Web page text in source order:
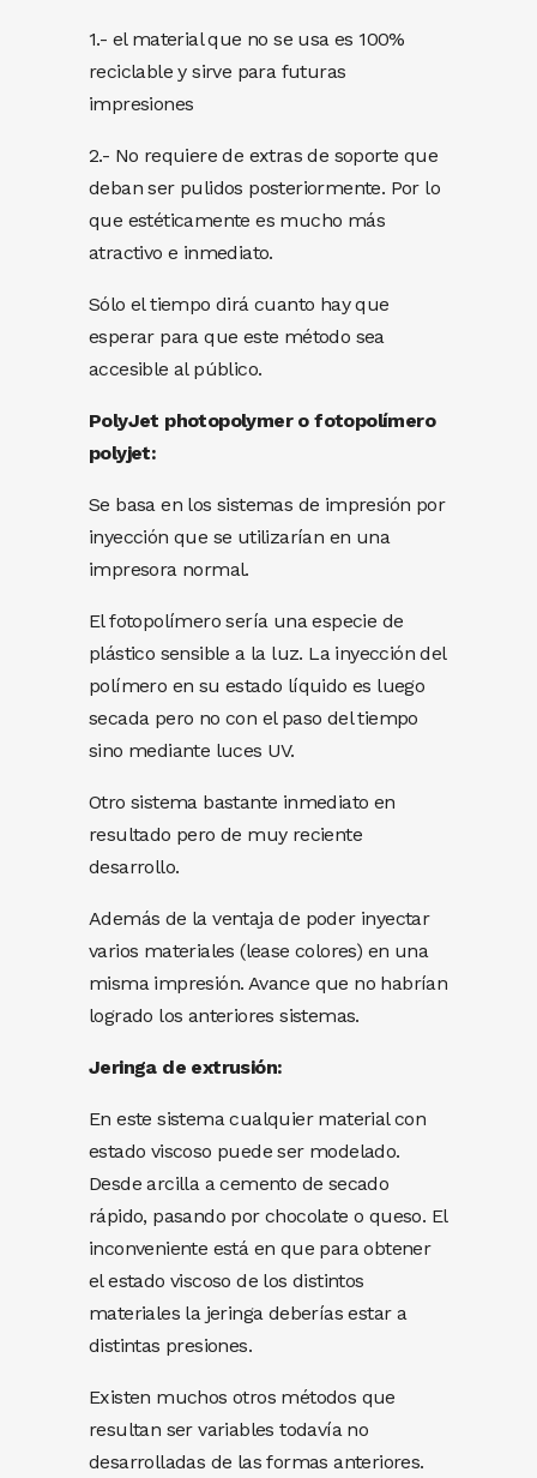
1.- el material que no se usa es 100%
reciclable y sirve para futuras
impresiones
2.- No requiere de extras de soporte que
deban ser pulidos posteriormente. Por lo
que estéticamente es mucho más
atractivo e inmediato.
Sólo el tiempo dirá cuanto hay que
esperar para que este método sea
accesible al público.
PolyJet photopolymer o fotopolímero
polyjet:
Se basa en los sistemas de impresión por
inyección que se utilizarían en una
impresora normal.
El fotopolímero sería una especie de
plástico sensible a la luz. La inyección del
polímero en su estado líquido es luego
secada pero no con el paso del tiempo
sino mediante luces UV.
Otro sistema bastante inmediato en
resultado pero de muy reciente
desarrollo.
Además de la ventaja de poder inyectar
varios materiales (lease colores) en una
misma impresión. Avance que no habrían
logrado los anteriores sistemas.
Jeringa de extrusión:
En este sistema cualquier material con
estado viscoso puede ser modelado.
Desde arcilla a cemento de secado
rápido, pasando por chocolate o queso. El
inconveniente está en que para obtener
el estado viscoso de los distintos
materiales la jeringa deberías estar a
distintas presiones.
Existen muchos otros métodos que
resultan ser variables todavía no
desarrolladas de las formas anteriores.